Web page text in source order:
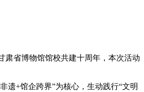
省博物馆馆校共建十周年，本次活动
+馆企跨界”为核心，生动践行“文明